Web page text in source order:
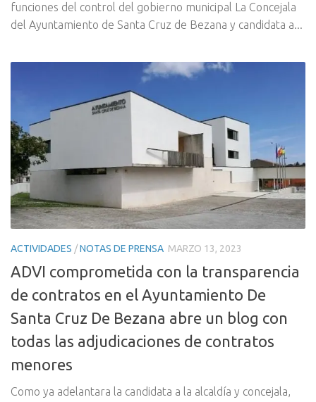
funciones del control del gobierno municipal La Concejala
del Ayuntamiento de Santa Cruz de Bezana y candidata a...
ACTIVIDADES /NOTAS DE PRENSA MARZO 13, 2023
ADVI comprometida con la transparencia
de contratos en el Ayuntamiento De
Santa Cruz De Bezana abre un blog con
todas las adjudicaciones de contratos
menores
Como ya adelantara la candidata a la alcaldía y concejala,